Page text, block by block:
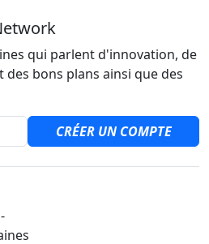
qui parlent d'innovation, de
bons plans ainsi que des
CRÉER UN COMPTE